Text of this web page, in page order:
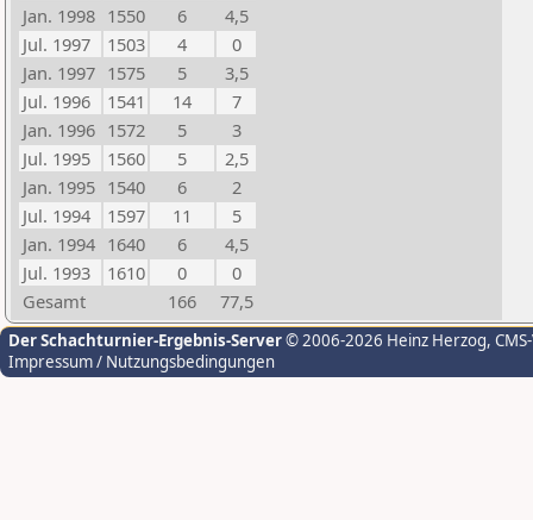
Jan. 1998 1550 6
4,5
Jul. 1997
1503 4
0
Jan. 1997 1575 5
3,5
Jul. 1996
1541 14
7
Jan. 1996 1572 5
3
Jul. 1995
1560 5
2,5
Jan. 1995 1540 6
2
Jul. 1994
1597 11
5
Jan. 1994 1640 6
4,5
Jul. 1993
1610 0
0
Gesamt
166 77,5
Der Schachturnier-Ergebnis-Server© 2006-2026 Heinz Herzog,
Impressum / Nutzungsbedingungen